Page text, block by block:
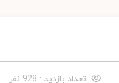
تعداد بازدید : 928 نفر